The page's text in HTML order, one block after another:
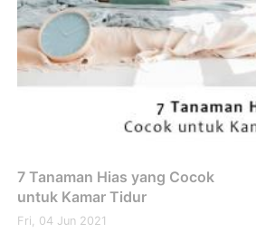
7 Tanaman Hias yang Cocok
untuk Kamar Tidur
Fri, 04 Jun 2021